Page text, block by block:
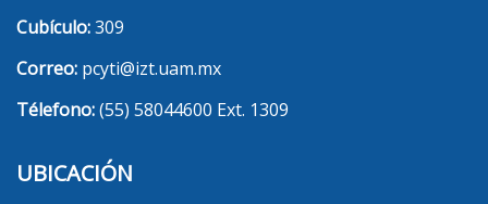
Cubículo:309
Correo: pcyti@izt.uam.mx
Télefono:(55) 58044600 Ext. 1309
UBICACIÓN